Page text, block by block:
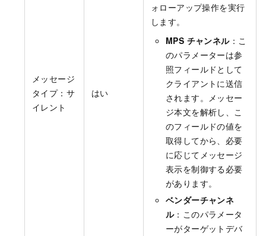
メッセージ
タイプ：サ
イレント
はい
ォローアップ操作を実行
します。
MPS チャンネル：こ
のパラメーターは参
照フィールドとして
クライアントに送信
されます。メッセー
ジ本文を解析し、こ
のフィールドの値を
取得してから、必要
に応じてメッセージ
表示を制御する必要
があります。
ベンダーチャンネ
ル：このパラメータ
ーがターゲットデバ